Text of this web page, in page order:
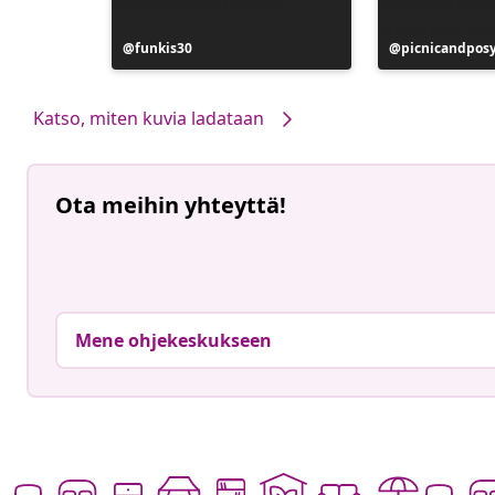
Julkaissut
funkis30 Julkaissut
Katso, miten kuvia ladataan
Ota meihin yhteyttä!
Mene ohjekeskukseen